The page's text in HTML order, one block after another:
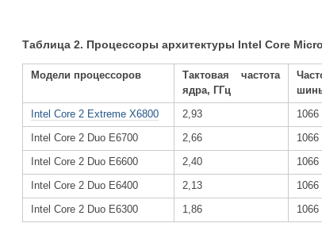
Таблица 2. Процессоры архитектуры Intel Core
Модели процессоров
Тактовая частота
ядра, ГГц
Intel Core 2 Extreme X6800 2,93 1066
Intel Core 2 Duo E6700 2,66 1066
Intel Core 2 Duo E6600 2,40 1066
Intel Core 2 Duo E6400 2,13 1066
Intel Core 2 Duo E6300 1,86 1066